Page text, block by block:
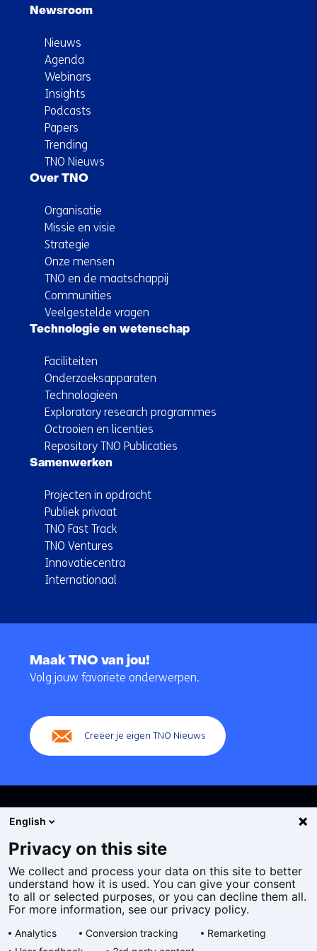
Newsroom
Nieuws
Agenda
Webinars
Insights
Podcasts
Papers
Trending
TNO Nieuws
Over TNO
Organisatie
Missie en visie
Strategie
Onze mensen
TNO en de maatschappij
Communities
Veelgestelde vragen
Technologie en wetenschap
Faciliteiten
Onderzoeksapparaten
Technologieën
Exploratory research programmes
Octrooien en licenties
Repository TNO Publicaties
Samenwerken
Projecten in opdracht
Publiek privaat
TNO Fast Track
TNO Ventures
Innovatiecentra
Internationaal
navigatie
Maak TNO van jou!
Volg jouw favoriete onderwerpen.
Creëer je eigen TNO Nieuws
Cookies
Privacy statement
Toegankelijkheid
Algemene voorwaarden
English
Privacy on this site
We collect and process your data on this site to better
understand how it is used. You can give your consent
to all or selected purposes, or you can decline them all.
For more information, see our privacy policy.
Analytics Conversion tracking
Remarketing